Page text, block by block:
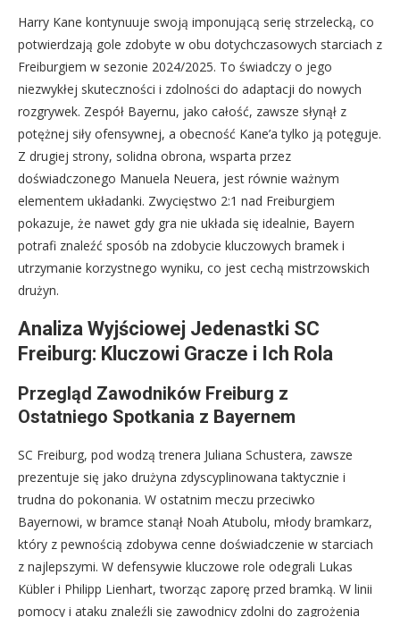
Harry Kane kontynuuje swoją imponującą serię strzelecką, co
potwierdzają gole zdobyte w obu dotychczasowych starciach z
Freiburgiem w sezonie 2024/2025. To świadczy o jego
niezwykłej skuteczności i zdolności do adaptacji do nowych
rozgrywek. Zespół Bayernu, jako całość, zawsze słynął z
potężnej siły ofensywnej, a obecność Kane’a tylko ją potęguje.
Z drugiej strony, solidna obrona, wsparta przez
doświadczonego Manuela Neuera, jest równie ważnym
elementem układanki. Zwycięstwo 2:1 nad Freiburgiem
pokazuje, że nawet gdy gra nie układa się idealnie, Bayern
potrafi znaleźć sposób na zdobycie kluczowych bramek i
utrzymanie korzystnego wyniku, co jest cechą mistrzowskich
drużyn.
Analiza Wyjściowej Jedenastki SC
Freiburg: Kluczowi Gracze i Ich Rola
Przegląd Zawodników Freiburg z
Ostatniego Spotkania z Bayernem
SC Freiburg, pod wodzą trenera Juliana Schustera, zawsze
prezentuje się jako drużyna zdyscyplinowana taktycznie i
trudna do pokonania. W ostatnim meczu przeciwko
Bayernowi, w bramce stanął Noah Atubolu, młody bramkarz,
który z pewnością zdobywa cenne doświadczenie w starciach
z najlepszymi. W defensywie kluczowe role odegrali Lukas
Kübler i Philipp Lienhart, tworząc zaporę przed bramką. W linii
pomocy i ataku znaleźli się zawodnicy zdolni do zagrożenia